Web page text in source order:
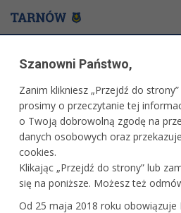
Ogólnopolski konkurs wiedzy biblijnej
WARTO ZOBACZYĆ
OGÓLNOPOLSKI KONKURS
18.04.2018, 21:56 fot. Artur Gawle
Szanowni Państwo,
Zanim klikniesz „Przejdź do
prosimy o przeczytanie tej
o Twoją dobrowolną zgodę na
danych osobowych oraz
cookies.
Klikając „Przejdź do strony” lub
się na poniższe. Możesz też
Od 25 maja 2018 roku obowiązuje